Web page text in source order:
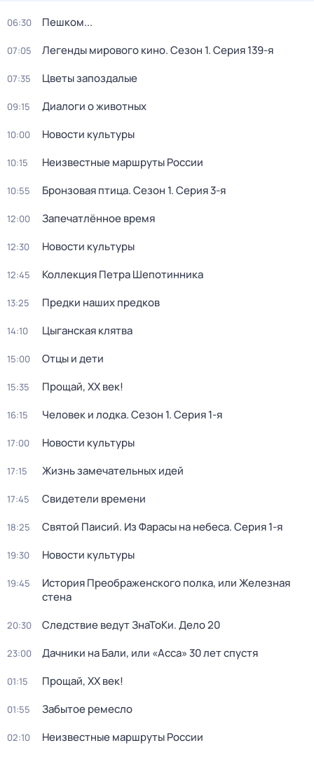
06:30 Пешком...
07:05 Легенды мирового кино. Сезон 1. Серия 139-я
07:35 Цветы запоздалые
09:15 Диалоги о животных
10:00 Новости культуры
10:15 Неизвестные маршруты России
10:55 Бронзовая птица. Сезон 1. Серия 3-я
12:00 Запечатлённое время
12:30 Новости культуры
12:45 Коллекция Петра Шепотинника
13:25 Предки наших предков
14:10 Цыганская клятва
15:00 Отцы и дети
15:35 Прощай, ХХ век!
16:15 Человек и лодка. Сезон 1. Серия 1-я
17:00 Новости культуры
17:15 Жизнь замечательных идей
17:45 Свидетели времени
18:25 Святой Паисий. Из Фарасы на небеса. Серия 1-я
19:30 Новости культуры
19:45
История Преображенского полка, или Железная
стена
20:30 Следствие ведут ЗнаТоКи. Дело 20
23:00 Дачники на Бали, или «Асса» 30 лет спустя
01:15 Прощай, ХХ век!
01:55 Забытое ремесло
02:10 Неизвестные маршруты России